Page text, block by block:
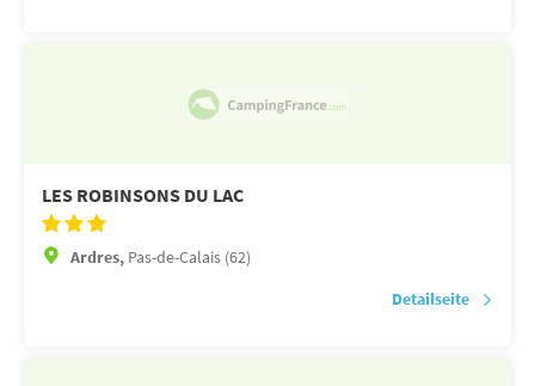
LES ROBINSONS DU LAC
Ardres, Pas-de-Calais (62)
Detailseite